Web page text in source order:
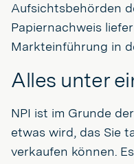
Aufsichtsbehörden
Papiernachweis
Markteinführung in
Alles unter
NPI ist im Grunde
etwas wird, das Sie
verkaufen können.